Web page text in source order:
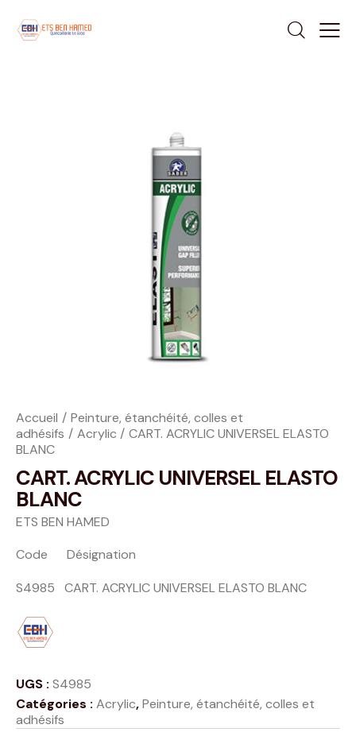
Accueil
Peinture, étanchéité, colles et
adhésifs
Acrylic
CART. ACRYLIC UNIVERSEL ELASTO
BLANC
CART. ACRYLIC UNIVERSEL ELASTO
BLANC
ETS BEN HAMED
Code Désignation
S4985 CART. ACRYLIC UNIVERSEL ELASTO BLANC
UGS : S4985
Catégories : Acrylic,Peinture, étanchéité, colles et
adhésifs